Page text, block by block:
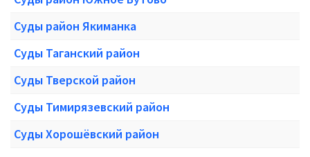
Суды район Якиманка
Суды Таганский район
Суды Тверской район
Суды Тимирязевский район
Суды Хорошёвский район